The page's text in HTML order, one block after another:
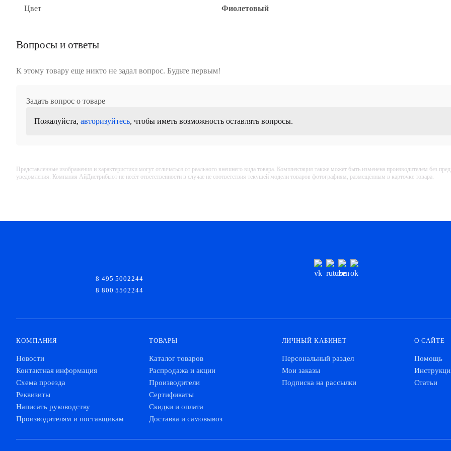
Цвет Фиолетовый
Вопросы и ответы
К этому товару еще никто не задал вопрос. Будьте первым!
Задать вопрос о товаре
Пожалуйста, авторизуйтесь, чтобы иметь возможность оставлять вопросы.
Представленные изображения и характеристики могут отличаться от реального внешнего вида товара. Комплектация также может быть изменена производителем без
уведомления. Компания АйДистрибьют не несёт ответственности в случае не соответствия текущей модели товаров фотографиям, размещённым в карточке товара.
8 495 5002244
8 800 5502244
КОМПАНИЯ
Новости
Контактная информация
Схема проезда
Реквизиты
Написать руководству
Производителям и поставщикам
ТОВАРЫ
Каталог товаров
Распродажа и акции
Производители
Сертификаты
Скидки и оплата
Доставка и самовывоз
ЛИЧНЫЙ КАБИНЕТ
Персональный раздел
Мои заказы
Подписка на рассылки
О САЙТЕ
Помощь
Статьи